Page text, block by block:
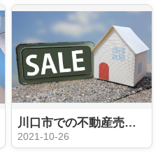
川口市での不動産売却「2022年問題」の影響は？売却タイミングはいつ？
2021-10-26